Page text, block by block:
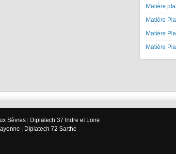
Matière
Matière
Matière
Matière
Sèvres
Diplatech 37 Indre et Loire
Diplatech 72 Sarthe